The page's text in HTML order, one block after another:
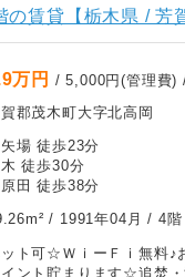
賃貸【栃木県 / 芳
万円 / 5,000円(管理費)
郡茂木町大字北高岡
場 徒歩23分
徒歩30分
田 徒歩38分
/ 1991年04月 / 4
ト可☆ＷｉーＦｉ無料♪
ント貯まります☆追焚